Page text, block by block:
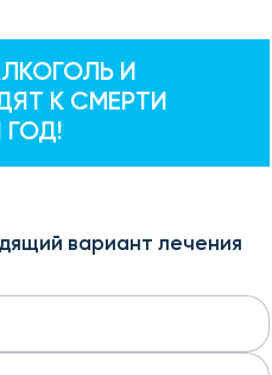
И
К СМЕРТИ
ГОД!
вариант лечения